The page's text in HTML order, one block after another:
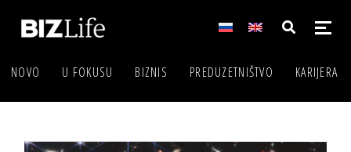
NOVO U FOKUSU BIZNIS PREDUZETNIŠTVO KARIJERA